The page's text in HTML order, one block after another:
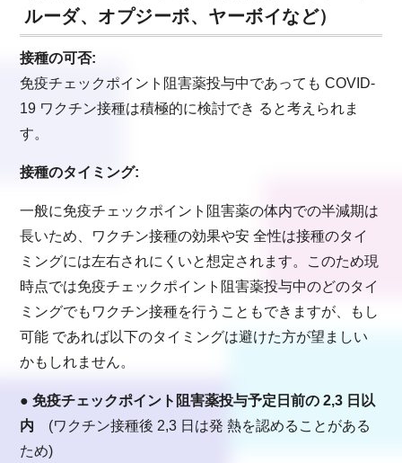
ルーダ、オプジーボ、ヤーボイなど）
接種の可否:
免疫チェックポイント阻害薬投与中であっても COVID-
19 ワクチン接種は積極的に検討でき ると考えられま
す。
接種のタイミング:
一般に免疫チェックポイント阻害薬の体内での半減期は
長いため、ワクチン接種の効果や安 全性は接種のタイ
ミングには左右されにくいと想定されます。このため現
時点では免疫チェックポイント阻害薬投与中のどのタイ
ミングでもワクチン接種を行うこともできますが、もし
可能 であれば以下のタイミングは避けた方が望ましい
かもしれません。
● 免疫チェックポイント阻害薬投与予定日前の 2,3 日以
内 (ワクチン接種後 2,3 日は発 熱を認めることがある
ため)